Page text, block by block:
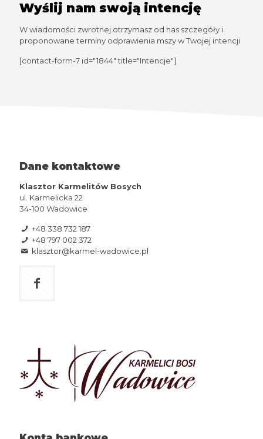
Wyślij nam swoją intencję
W wiadomości zwrotnej otrzymasz od nas szczegóły i
proponowane terminy odprawienia mszy w Twojej intencji
[contact-form-7 id="1844" title="Intencje"]
Dane kontaktowe
Klasztor Karmelitów Bosych
ul. Karmelicka 22
34-100 Wadowice
+48 338 732 187
+48 797 002 372
klasztor@karmel-wadowice.pl